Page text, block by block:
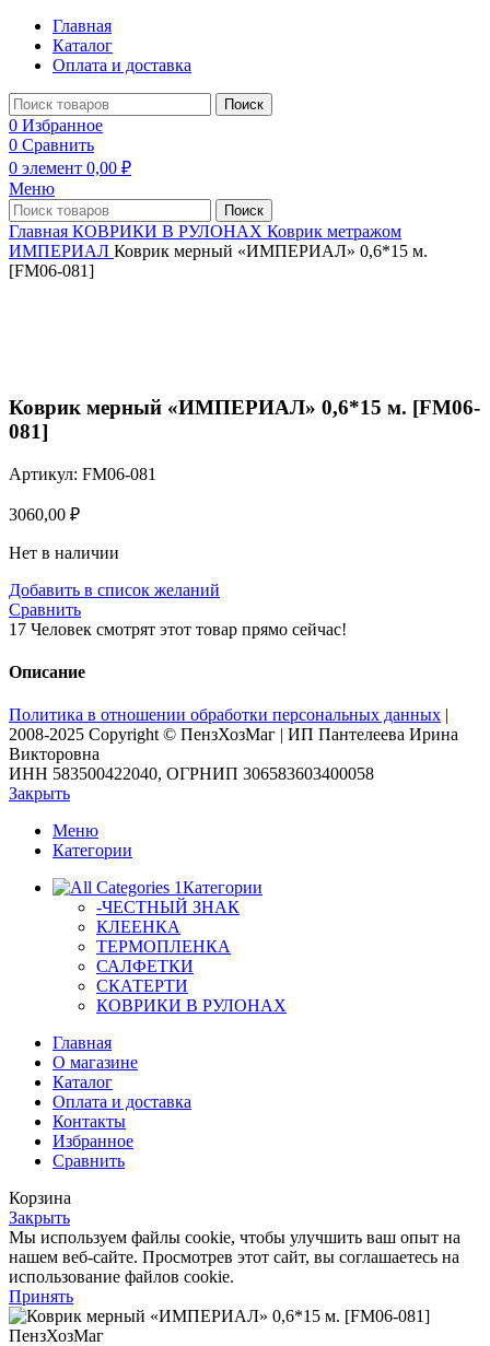
Главная
Каталог
Оплата и доставка
Поиск
0 Избранное
0 Сравнить
0 элемент 0,00 ₽
Меню
Поиск
Главная КОВРИКИ В РУЛОНАХ Коврик метражом
ИМПЕРИАЛ Коврик мерный «ИМПЕРИАЛ» 0,6*15 м.
[FM06-081]
Коврик мерный «ИМПЕРИАЛ» 0,6*15 м. [FM06-
081]
Артикул: FM06-081
3060,00 ₽
Нет в наличии
Добавить в список желаний
Сравнить
17 Человек смотрят этот товар прямо сейчас!
Описание
Политика в отношении обработки персональных данных |
2008-2025 Copyright © ПензХозМаг | ИП Пантелеева Ирина
Викторовна
ИНН 583500422040, ОГРНИП 306583603400058
Закрыть
Меню
Категории
Категории
-ЧЕСТНЫЙ ЗНАК
КЛЕЕНКА
ТЕРМОПЛЕНКА
САЛФЕТКИ
СКАТЕРТИ
КОВРИКИ В РУЛОНАХ
Главная
О магазине
Каталог
Оплата и доставка
Контакты
Избранное
Сравнить
Корзина
Закрыть
Мы используем файлы cookie, чтобы улучшить ваш опыт на
нашем веб-сайте. Просмотрев этот сайт, вы соглашаетесь на
использование файлов cookie.
Принять